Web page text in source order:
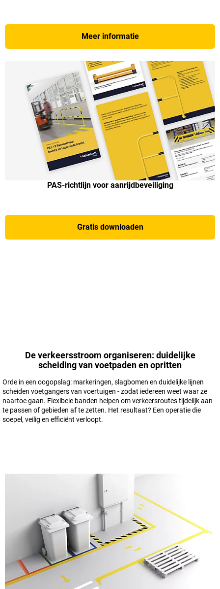
Meer informatie
PAS-richtlijn voor aanrijdbeveiliging
Gratis downloaden
De verkeersstroom organiseren: duidelijke
scheiding van voetpaden en opritten
Orde in een oogopslag: markeringen, slagbomen en duidelijke lijnen
scheiden voetgangers van voertuigen - zodat iedereen weet waar ze
naartoe gaan. Flexibele banden helpen om verkeersroutes tijdelijk aan
te passen of gebieden af te zetten. Het resultaat? Een operatie die
soepel, veilig en efficiënt verloopt.